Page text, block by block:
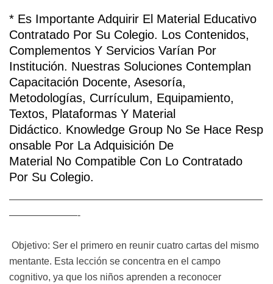
* Es Importante Adquirir El Material Educativo
Contratado Por Su Colegio. Los Contenidos,
Complementos Y Servicios Varían Por
Institución. Nuestras Soluciones Contemplan
Capacitación Docente, Asesoría,
Metodologías, Currículum, Equipamiento,
Textos, Plataformas Y Material
Didáctico. Knowledge Group No Se Hace Resp
Onsable Por La Adquisición De
Material No Compatible Con Lo Contratado
Por Su Colegio.
——————————————————————————
———————-
Objetivo: Ser el primero en reunir cuatro cartas del mismo
mentante. Esta lección se concentra en el campo
cognitivo, ya que los niños aprenden a reconocer